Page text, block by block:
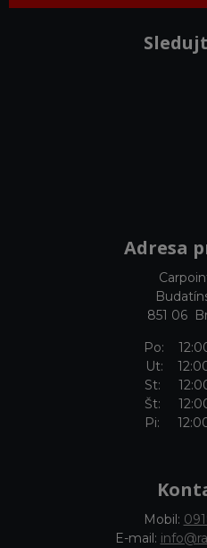
Adresa
851 06
Po:
Ut:
St:
Št:
Pi:
Mobil:
E-mail: